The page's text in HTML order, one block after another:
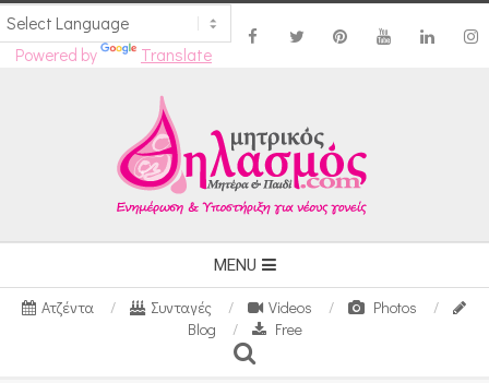
Powered by Translate
Navigation
Menu
MENU
Ατζέντα Συνταγές Videos
Photos
Blog
Free
Search